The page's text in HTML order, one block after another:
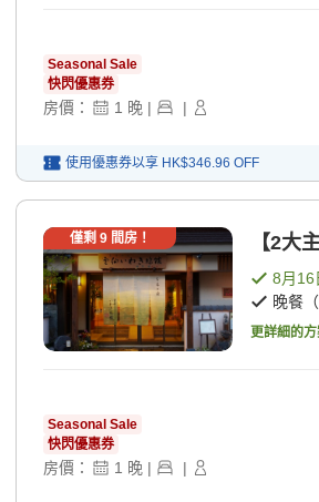
Seasonal Sale
快閃優惠券
房價： 1 晚 | |
使用優惠券以享 HK$346.96 OFF
僅剩 9間房！ 【2大
8月16
晚餐
更詳細的
Seasonal Sale
快閃優惠券
房價： 1 晚 | |